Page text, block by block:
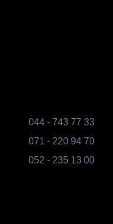
044 - 743 77 33
071 - 220 94 70
052 - 235 13 00